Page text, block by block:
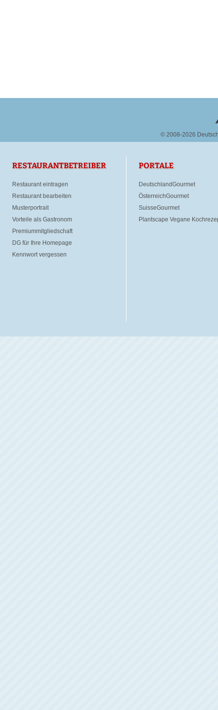
© 2008-2026
RESTAURANTBETREIBER
Restaurant eintragen
Restaurant bearbeiten
Musterportrait
Vorteile als Gastronom
Premiummitgliedschaft
DG für Ihre Homepage
Kennwort vergessen
PORTALE
DeutschlandGourmet
ÖsterreichGourmet
SuisseGourmet
Plantscape Vegane